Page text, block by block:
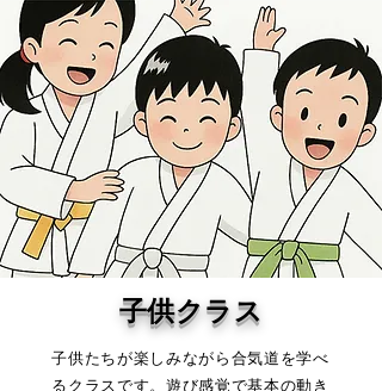
子供クラス
子供たちが楽しみながら合気道を学べ
るクラスです。遊び感覚で基本の動き